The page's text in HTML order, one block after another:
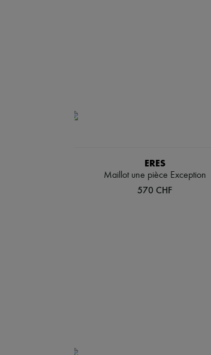
ERES
Maillot une pièce Exception
570 CHF